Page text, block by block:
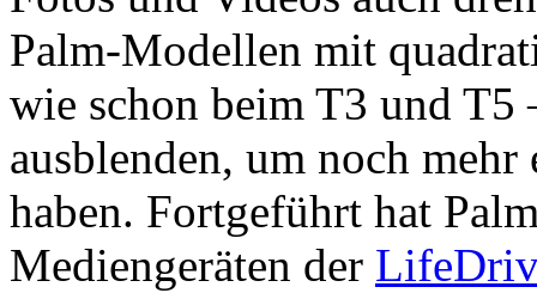
Palm-Modellen mit
wie schon beim T3 und
ausblenden, um noch
haben. Fortgeführt hat
Mediengeräten der